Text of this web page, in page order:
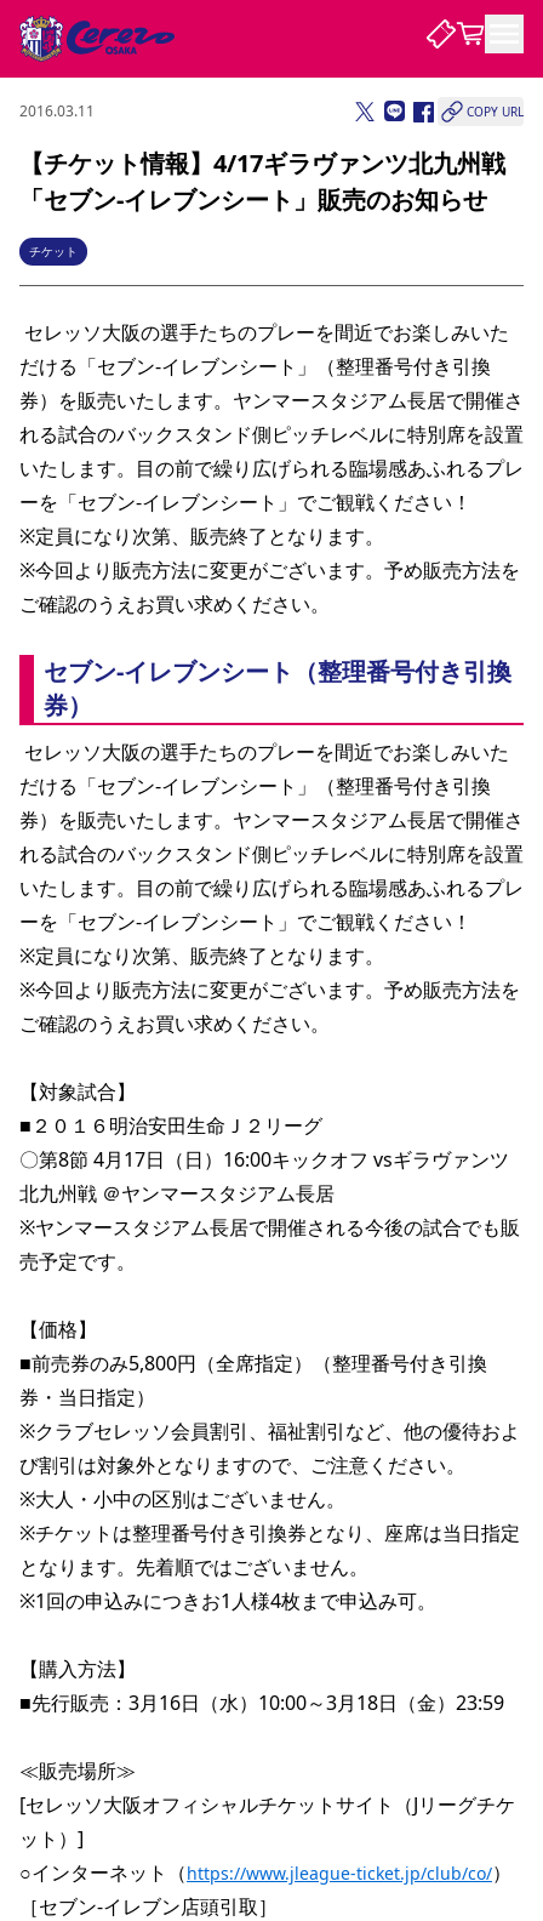
試合・チーム
試合について
試合日程 / 結果
チームについて
選手・スタッフ スケジュール メディア情報 アクセス レディース
アカデミー
ハナサカプレーヤー 歴代所属選手
観戦する
チケット
チケット情報 販売スケジュール 価格・席種 購入方法
シーズンシート
法人シーズンシート 福祉サービス
団体チケット
特定興行入場券 譲渡サービス リセールサービス
観戦ガイド
キッズ向けサービス
マッチデープログラム
観戦マナー&ルール ビジターサポーター観戦ガイド 公式アプリ
スタジアム
YANMAR HANASAKA STADIUM
DAZNで観戦
アウェイツアー
よくある質問
よくある質問
クラブを知る
セレッソ大阪について
クラブ紹介 沿革 シーズン記録 求人情報
パートナー企業募集中 セレッソ大阪VISAカード サポートスタッフ
セレッソアイデアちょうだいな
応援商店街
Lise（ライセンスビジネス）
サステナビリティ
スポーツクラブ
スポーツクラブ
関連団体/施設
長居公園 セレッソフットサルパーク セレッソフットサルパーク長居
セレッソ大阪アカデミー
子供のサッカースクール
大人のサッカースクール
その他スポーツクラブ
ファンクラブ
ファンクラブ
SAKURA SOCIO SAKURA POINT Program 招待券引換方法 先行入場
まいセレチケット
会員規定 婚姻届・出生届・命名書
ニュース
ニュース
すべて チーム グッズ チケット イベント
ファンクラブ
ホームタウン パートナー スポーツクラブ
レディース
アカデミー
2016.03.11 COPY URL
【チケット情報】4/17ギラヴァンツ北九州戦
「セブン-イレブンシート」販売のお知らせ
チケット
だける「セブン-イレブンシート」（整理番号付き引換
券）を販売いたします。ヤンマースタジアム長居で開催さ
れる試合のバックスタンド側ピッチレベルに特別席を設置
いたします。目の前で繰り広げられる臨場感あふれるプレ
ーを「セブン-イレブンシート」でご観戦ください！
※定員になり次第、販売終了となります。
※今回より販売方法に変更がございます。予め販売方法を
ご確認のうえお買い求めください。
セブン-イレブンシート（整理番号付き引換
券）
だける「セブン-イレブンシート」（整理番号付き引換
券）を販売いたします。ヤンマースタジアム長居で開催さ
れる試合のバックスタンド側ピッチレベルに特別席を設置
いたします。目の前で繰り広げられる臨場感あふれるプレ
ーを「セブン-イレブンシート」でご観戦ください！
※定員になり次第、販売終了となります。
※今回より販売方法に変更がございます。予め販売方法を
ご確認のうえお買い求めください。
【対象試合】
■２０１６明治安田生命Ｊ２リーグ
〇第8節 4月17日（日）16:00キックオフ vsギラヴァンツ
北九州戦 ＠ヤンマースタジアム長居
※ヤンマースタジアム長居で開催される今後の試合でも販
売予定です。
【価格】
■前売券のみ5,800円（全席指定）（整理番号付き引換
券・当日指定）
※クラブセレッソ会員割引、福祉割引など、他の優待およ
び割引は対象外となりますので、ご注意ください。
※大人・小中の区別はございません。
※チケットは整理番号付き引換券となり、座席は当日指定
となります。先着順ではございません。
※1回の申込みにつきお1人様4枚まで申込み可。
【購入方法】
■先行販売：3月16日（水）10:00～3月18日（金）23:59
≪販売場所≫
[セレッソ大阪オフィシャルチケットサイト（Jリーグチケ
ット）]
○インターネット（https://www.jleague-ticket.jp/club/co/）
［セブン-イレブン店頭引取］